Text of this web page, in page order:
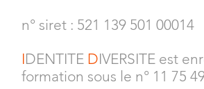
n° siret : 521 139 501 00014
IDENTITE DIVERSITE est
formation sous le n° 11 75